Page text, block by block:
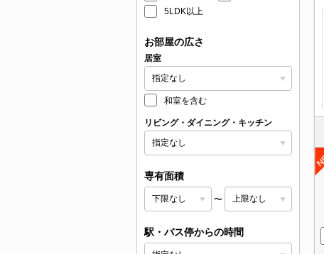
5LDK以上
お部屋の広さ
居室
和室を含む
リビング・ダイニング・キッチン
専有面積
〜
駅・バス停からの時間